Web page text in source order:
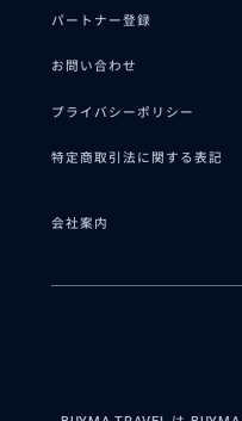
パートナー登録
お問い合わせ
プライバシーポリシー
特定商取引法に関する表記
会社案内